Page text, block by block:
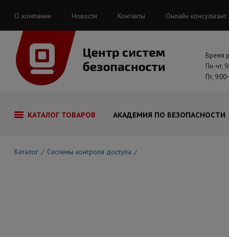
О компании Новости Контакты Онлайн консультант
Время
Пн-чт,
Пт,
КАТАЛОГ ТОВАРОВ АКАДЕМИЯ ПО БЕЗОПАСНОСТИ
Каталог Системы контроля доступа